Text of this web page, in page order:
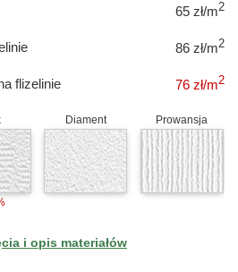
65 zł/m2
86 zł/m2
flizelinie 76 zł/m2
Diament Prowansja
i opis materiałów